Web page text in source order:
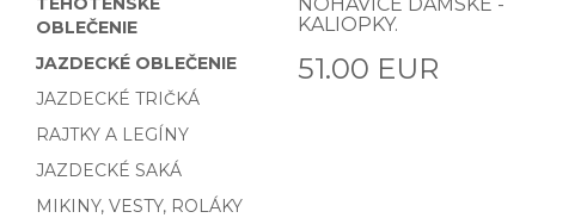
OBLEČENIE
JAZDECKÉ OBLEČENIE
JAZDECKÉ TRIČKÁ
RAJTKY A LEGÍNY
JAZDECKÉ SAKÁ
MIKINY, VESTY, ROLÁKY
NOHAVICE DÁMSKE -
KALIOPKY.
51.00 EUR